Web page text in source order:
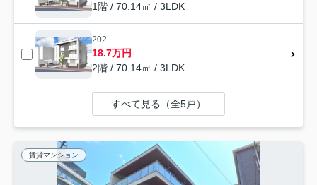
1階 / 70.14㎡ / 3LDK
202
18.7万円
2階 / 70.14㎡ / 3LDK
すべて見る（全5戸）
賃貸マンション